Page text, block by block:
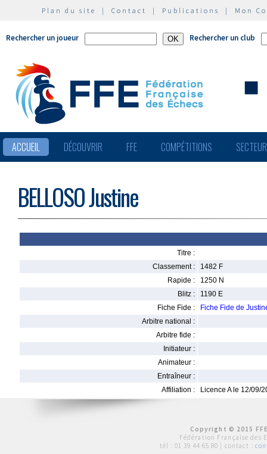
Plan du site | Contact | Publications | Mon
Rechercher un joueur Rechercher un club
ACCUEIL DÉCOUVRIR FFE COMPÉTITIONS
BELLOSO Justine
Titre :
Classement :
1482 F
Rapide :
1250 N
Blitz :
1190 E
Fiche Fide :
Fiche Fide de
Arbitre national :
Arbitre fide :
Initiateur :
Animateur :
Entraîneur :
Affiliation :
Licence A le 12/09/
Copyright © 2015
Fédération Française des
tél : 01 39 44 65 80 | contact :